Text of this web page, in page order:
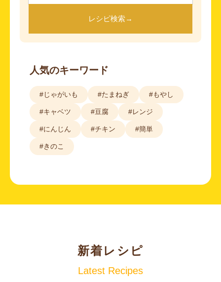
レシピ検索→
人気のキーワード
#じゃがいも #たまねぎ #もやし
#キャベツ #豆腐 #レンジ
#にんじん #チキン #簡単
#きのこ
新着レシピ
Latest Recipes